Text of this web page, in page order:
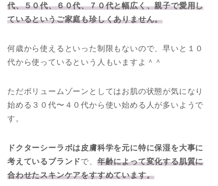
代、５０代、６０代、７０代と幅広く、親子で愛用し
ているというご家庭も珍しくありません。
何歳から使えるといった制限もないので、早いと１０
代から使っているという人もいますよ＾＾
ただボリュームゾーンとしてはお肌の状態が気になり
始める３０代〜４０代から使い始める人が多いようで
す。
ドクターシーラボは皮膚科学を元に特に保湿を大事に
考えているブランドで、 年齢によって変化する肌質に
合わせたスキンケアをすすめています。